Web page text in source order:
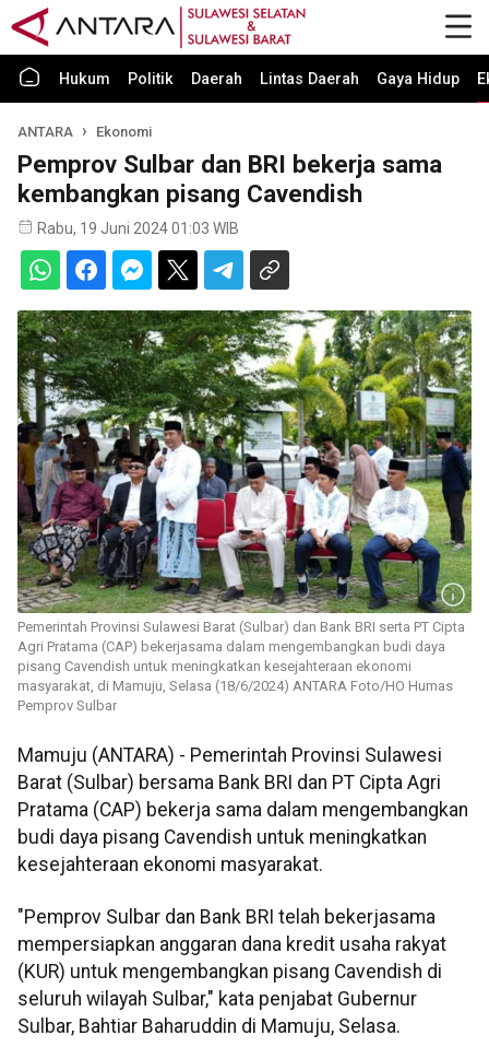
Hukum Politik Daerah Lintas Daerah Gaya Hidup
ANTARA Ekonomi
Pemprov Sulbar dan BRI bekerja sama
kembangkan pisang Cavendish
Rabu, 19 Juni 2024 01:03 WIB
Pemerintah Provinsi Sulawesi Barat (Sulbar) dan Bank BRI serta PT Cipta
Agri Pratama (CAP) bekerjasama dalam mengembangkan budi daya
pisang Cavendish untuk meningkatkan kesejahteraan ekonomi
masyarakat, di Mamuju, Selasa (18/6/2024) ANTARA Foto/HO Humas
Pemprov Sulbar
Mamuju (ANTARA) - Pemerintah Provinsi Sulawesi
Barat (Sulbar) bersama Bank BRI dan PT Cipta Agri
Pratama (CAP) bekerja sama dalam mengembangkan
budi daya pisang Cavendish untuk meningkatkan
kesejahteraan ekonomi masyarakat.
"Pemprov Sulbar dan Bank BRI telah bekerjasama
mempersiapkan anggaran dana kredit usaha rakyat
(KUR) untuk mengembangkan pisang Cavendish di
seluruh wilayah Sulbar," kata penjabat Gubernur
Sulbar, Bahtiar Baharuddin di Mamuju, Selasa.